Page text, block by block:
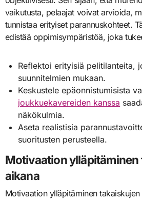
vaikutusta, pelaajat voivat arvioida,
tunnistaa erityiset parannuskohteet.
edistää oppimisympäristöä, joka
Reflektoi erityisiä pelitilanteita,
suunnitelmien mukaan.
Keskustele epäonnistumisista
joukkuekavereiden kanssa
näkökulmia.
Aseta realistisia
suoritusten perusteella.
Motivaation
aikana
Motivaation ylläpitäminen